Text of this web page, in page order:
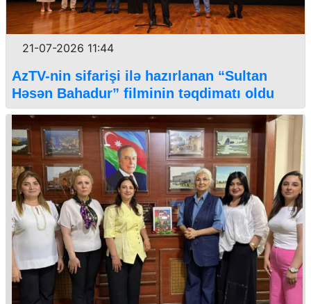
21-07-2026 11:44
AzTV-nin sifarişi ilə hazırlanan “Sultan
Həsən Bahadur” filminin təqdimatı oldu